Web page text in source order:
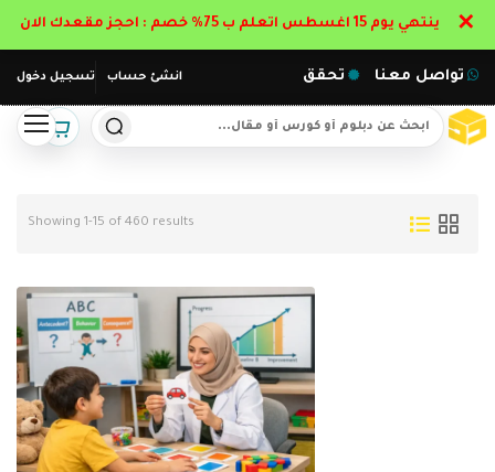
انشئ حساب تسجيل دخول تواصل معنا تحقق
Showing 1-15 of 460 results
ينتهي يوم 15 اغسطس اتعلم ب 75% خصم : احجز مقعدك الان ✕